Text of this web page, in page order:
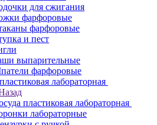
для сжигания
фарфоровые
фарфоровые
и пест
выпарительные
фарфоровые
лабораторная
пластиковая лабораторная
лабораторные